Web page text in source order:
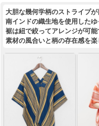
大胆な幾何学柄のストライプが
南インドの織生地を使用したゆ
裾は紐で絞ってアレンジが可能
素材の風合いと柄の存在感を楽